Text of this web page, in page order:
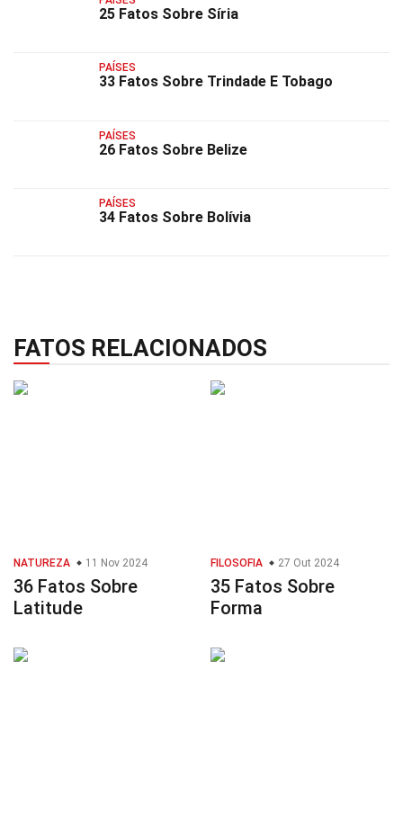
25 Fatos Sobre Síria
PAÍSES
33 Fatos Sobre Trindade E Tobago
PAÍSES
26 Fatos Sobre Belize
PAÍSES
34 Fatos Sobre Bolívia
FATOS RELACIONADOS
NATUREZA 11 Nov 2024
36 Fatos Sobre
Latitude
FILOSOFIA 27 Out 2024
35 Fatos Sobre
Forma